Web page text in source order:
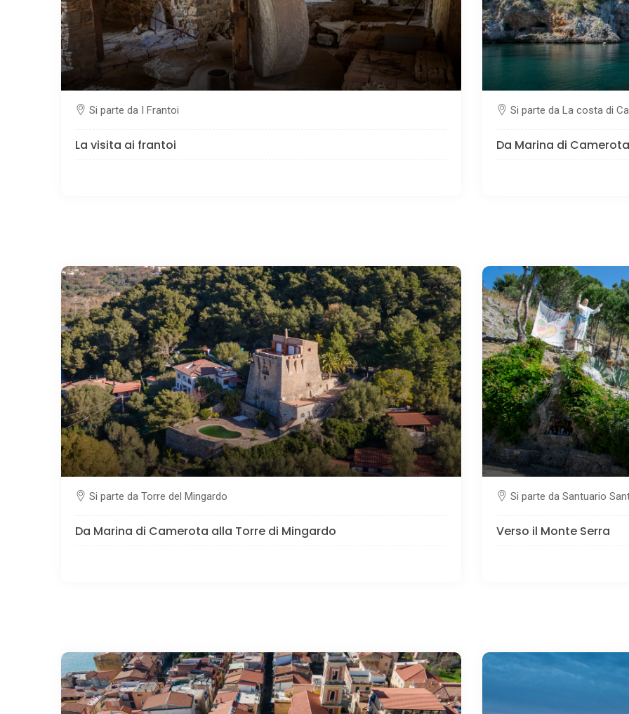
Si parte da I Frantoi
La visita ai frantoi
Si parte da La costa di
Da Marina di
Si parte da Torre del Mingardo
Da Marina di Camerota alla Torre di Mingardo
Si parte da Santuario
Verso il Monte Serra